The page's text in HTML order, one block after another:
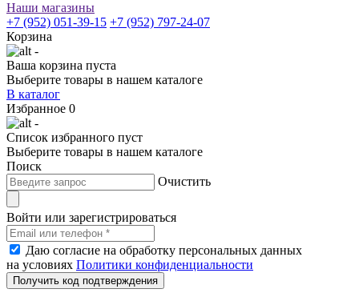
Наши магазины
+7 (952) 051-39-15 +7 (952) 797-24-07
Корзина
-
Ваша корзина пуста
Выберите товары в нашем каталоге
В каталог
Избранное 0
-
Список избранного пуст
Выберите товары в нашем каталоге
Поиск
Очистить
Войти или зарегистрироваться
Даю согласие на обработку персональных данных
на условиях Политики конфиденциальности
Получить код подтверждения